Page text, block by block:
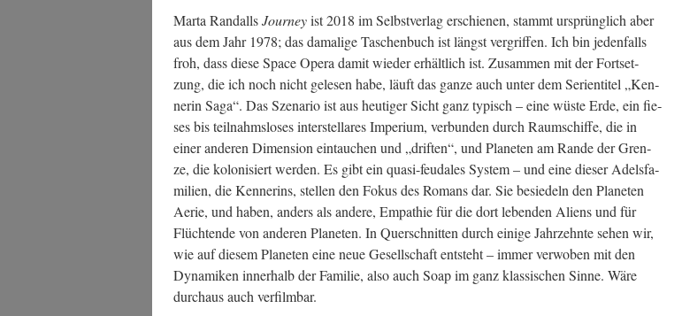
Mar­ta Rand­allsJour­neyist 2018 im Selbst­ver­lag erschie­nen, stammt ursprüng­lich aber
aus dem Jahr 1978; das dama­li­ge Taschen­buch ist längst ver­grif­fen. Ich bin jeden­falls
froh, dass die­se Space Ope­ra damit wie­der erhält­lich ist. Zusam­men mit der Fort­set­
zung, die ich noch nicht gele­sen habe, läuft das gan­ze auch unter dem Seri­en­ti­tel „Ken­
ne­rin Saga“. Das Sze­na­rio ist aus heu­ti­ger Sicht ganz typisch – eine wüs­te Erde, ein fie­
ses bis teil­nahms­lo­ses inter­stel­la­res Impe­ri­um, ver­bun­den durch Raum­schif­fe, die in
einer ande­ren Dimen­si­on ein­tau­chen und „drif­ten“, und Pla­ne­ten am Ran­de der Gren­
ze, die kolo­ni­siert wer­den. Es gibt ein qua­si-feu­da­les Sys­tem – und eine die­ser Adels­fa­
mi­li­en, die Ken­ne­rins, stel­len den Fokus des Romans dar. Sie besie­deln den Pla­ne­ten
Aerie, und haben, anders als ande­re, Empa­thie für die dort leben­den Ali­ens und für
Flüch­ten­de von ande­ren Pla­ne­ten. In Quer­schnit­ten durch eini­ge Jahr­zehn­te sehen wir,
wie auf die­sem Pla­ne­ten eine neue Gesell­schaft ent­steht – immer ver­wo­ben mit den
Dyna­mi­ken inner­halb der Fami­lie, also auch Soap im ganz klas­si­schen Sin­ne. Wäre
durch­aus auch verfilmbar.